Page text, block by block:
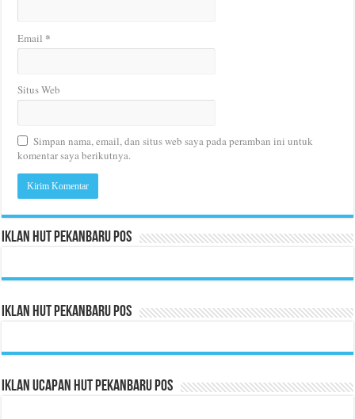
Email *
Situs Web
Simpan nama, email, dan situs web saya pada peramban ini untuk
komentar saya berikutnya.
Iklan HUT Pekanbaru Pos
Iklan HUT Pekanbaru Pos
Iklan Ucapan HUT Pekanbaru Pos